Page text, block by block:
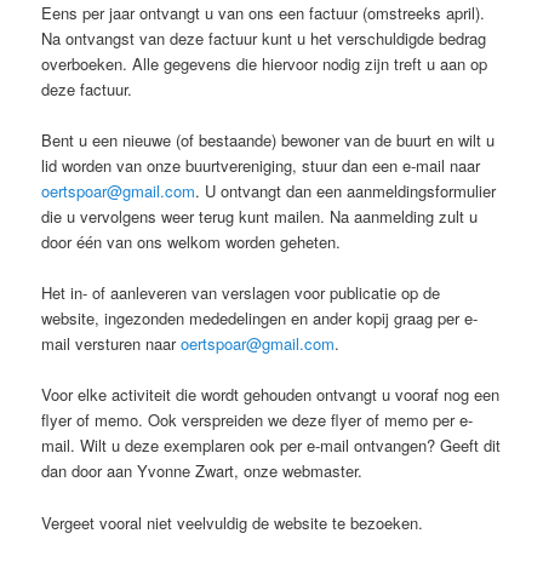
Eens per jaar ontvangt u van ons een factuur (omstreeks april).
Na ontvangst van deze factuur kunt u het verschuldigde bedrag
overboeken. Alle gegevens die hiervoor nodig zijn treft u aan op
deze factuur.
Bent u een nieuwe (of bestaande) bewoner van de buurt en wilt u
lid worden van onze buurtvereniging, stuur dan een e-mail naar
oertspoar@gmail.com. U ontvangt dan een aanmeldingsformulier
die u vervolgens weer terug kunt mailen. Na aanmelding zult u
door één van ons welkom worden geheten.
Het in- of aanleveren van verslagen voor publicatie op de
website, ingezonden mededelingen en ander kopij graag per e-
mail versturen naaroertspoar@gmail.com.
Voor elke activiteit die wordt gehouden ontvangt u vooraf nog een
flyer of memo. Ook verspreiden we deze flyer of memo per e-
mail. Wilt u deze exemplaren ook per e-mail ontvangen? Geeft dit
dan door aan Yvonne Zwart, onze webmaster.
Vergeet vooral niet veelvuldig de website te bezoeken.